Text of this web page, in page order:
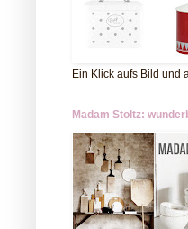
Ein Klick aufs Bild und
Madam Stoltz: